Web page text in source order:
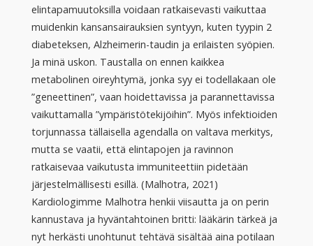
elintapamuutoksilla voidaan ratkaisevasti vaikuttaa
muidenkin kansansairauksien syntyyn, kuten tyypin 2
diabeteksen, Alzheimerin-taudin ja erilaisten syöpien.
Ja minä uskon. Taustalla on ennen kaikkea
metabolinen oireyhtymä, jonka syy ei todellakaan ole
”geneettinen”, vaan hoidettavissa ja parannettavissa
vaikuttamalla ”ympäristötekijöihin”. Myös infektioiden
torjunnassa tällaisella agendalla on valtava merkitys,
mutta se vaatii, että elintapojen ja ravinnon
ratkaisevaa vaikutusta immuniteettiin pidetään
järjestelmällisesti esillä. (Malhotra, 2021)
Kardiologimme Malhotra henkii viisautta ja on perin
kannustava ja hyväntahtoinen britti: lääkärin tärkeä ja
nyt herkästi unohtunut tehtävä sisältää aina potilaan